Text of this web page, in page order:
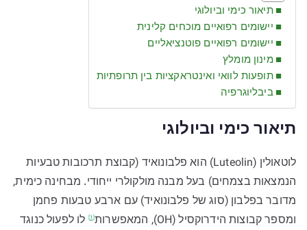
תיאור כימי וביולוגי
יישומים רפואיים מוכחים קלינית
יישומים רפואיים פוטנציאליים
מינון מומלץ
תופעות לוואי ואינטראקציות בין תרופתיות
ביבליוגרפיה
תיאור כימי וביולוגי
לוטאולין (Luteolin) הוא פלבונואיד (קבוצת תרכובות טבעיות
הנמצאות בצמחים) בעל מבנה מולקולרי ייחודי. מבחינה כימית,
מדובר בפלבון (סוג של פלבונואיד) עם ארבע טבעות פחמן
ומספר קבוצות הידרוקסיל (OH),
המאפשרות[1]
לו לפעול כנוגד